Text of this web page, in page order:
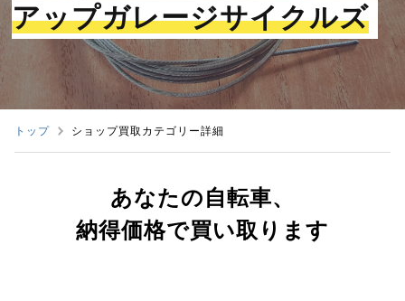
アップガレージサイクルズ
トップ ショップ買取カテゴリー詳細
あなたの自転車、
納得価格で買い取ります